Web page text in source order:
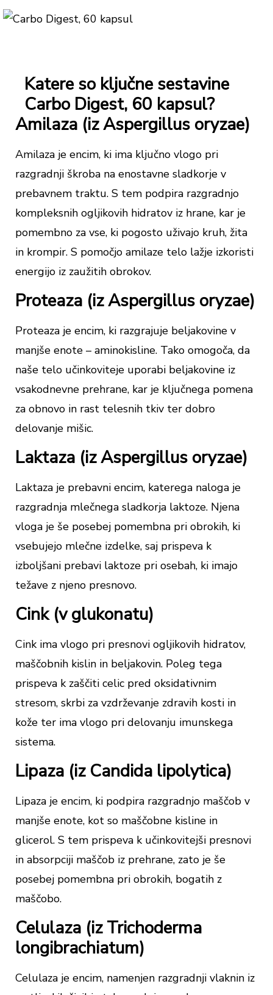
Katere so ključne sestavine
Carbo Digest, 60 kapsul?
Amilaza (iz Aspergillus oryzae)
Amilaza je encim, ki ima ključno vlogo pri
razgradnji škroba na enostavne sladkorje v
prebavnem traktu. S tem podpira razgradnjo
kompleksnih ogljikovih hidratov iz hrane, kar je
pomembno za vse, ki pogosto uživajo kruh, žita
in krompir. S pomočjo amilaze telo lažje izkoristi
energijo iz zaužitih obrokov.
Proteaza (iz Aspergillus oryzae)
Proteaza je encim, ki razgrajuje beljakovine v
manjše enote – aminokisline. Tako omogoča, da
naše telo učinkoviteje uporabi beljakovine iz
vsakodnevne prehrane, kar je ključnega pomena
za obnovo in rast telesnih tkiv ter dobro
delovanje mišic.
Laktaza (iz Aspergillus oryzae)
Laktaza je prebavni encim, katerega naloga je
razgradnja mlečnega sladkorja laktoze. Njena
vloga je še posebej pomembna pri obrokih, ki
vsebujejo mlečne izdelke, saj prispeva k
izboljšani prebavi laktoze pri osebah, ki imajo
težave z njeno presnovo.
Cink (v glukonatu)
Cink ima vlogo pri presnovi ogljikovih hidratov,
maščobnih kislin in beljakovin. Poleg tega
prispeva k zaščiti celic pred oksidativnim
stresom, skrbi za vzdrževanje zdravih kosti in
kože ter ima vlogo pri delovanju imunskega
sistema.
Lipaza (iz Candida lipolytica)
Lipaza je encim, ki podpira razgradnjo maščob v
manjše enote, kot so maščobne kisline in
glicerol. S tem prispeva k učinkovitejši presnovi
in absorpciji maščob iz prehrane, zato je še
posebej pomembna pri obrokih, bogatih z
maščobo.
Celulaza (iz Trichoderma
longibrachiatum)
Celulaza je encim, namenjen razgradnji vlaknin iz